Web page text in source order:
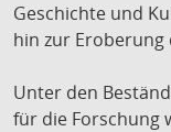
Geschichte und
hin zur Eroberung
Unter den
für die Forschung